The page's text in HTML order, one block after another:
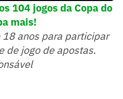
104 jogos da Copa do
mais!
anos para participar
de jogo de apostas.